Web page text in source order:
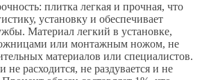
плитка легкая и прочная, что
установку и обеспечивает
Материал легкий в установке,
или монтажным ножом, не
материалов или специалистов.
расходится, не раздувается и не